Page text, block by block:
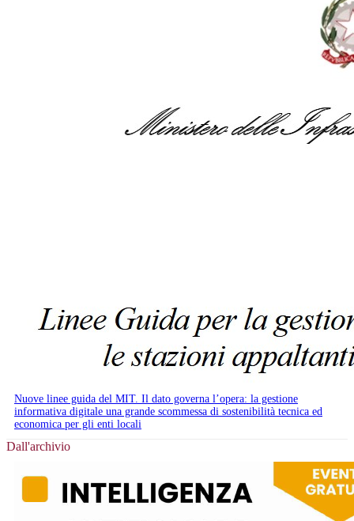
Nuove linee guida del MIT. Il dato governa l’opera: la gestione
informativa digitale una grande scommessa di sostenibilità tecnica ed
economica per gli enti locali
Dall'archivio